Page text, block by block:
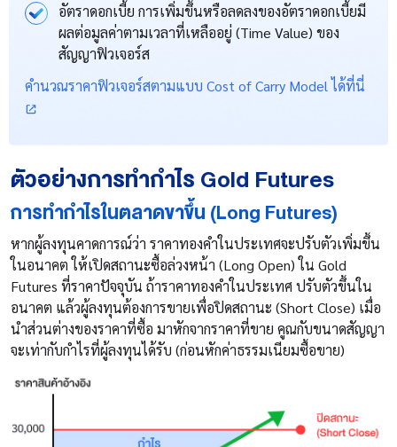
อัตราดอกเบี้ย การเพิ่มขึ้นหรือลดลงของอัตราดอกเบี้ยมี
ผลต่อมูลค่าตามเวลาที่เหลืออยู่ (Time Value) ของ
สัญญาฟิวเจอร์ส
คำนวณราคาฟิวเจอร์สตามแบบ Cost of Carry Model ได้ที่นี่
ตัวอย่างการทำกำไร Gold Futures
การทำกำไรในตลาดขาขึ้น (Long Futures)
หากผู้ลงทุนคาดการณ์ว่า ราคาทองคำในประเทศจะปรับตัวเพิ่มขึ้น
ในอนาคต ให้เปิดสถานะซื้อล่วงหน้า (Long Open) ใน Gold
Futures ที่ราคาปัจจุบัน ถ้าราคาทองคำในประเทศ ปรับตัวขึ้นใน
อนาคต แล้วผู้ลงทุนต้องการขายเพื่อปิดสถานะ (Short Close) เมื่อ
นำส่วนต่างของราคาที่ซื้อ มาหักจากราคาที่ขาย คูณกับขนาดสัญญา
จะเท่ากับกำไรที่ผู้ลงทุนได้รับ (ก่อนหักค่าธรรมเนียมซื้อขาย)